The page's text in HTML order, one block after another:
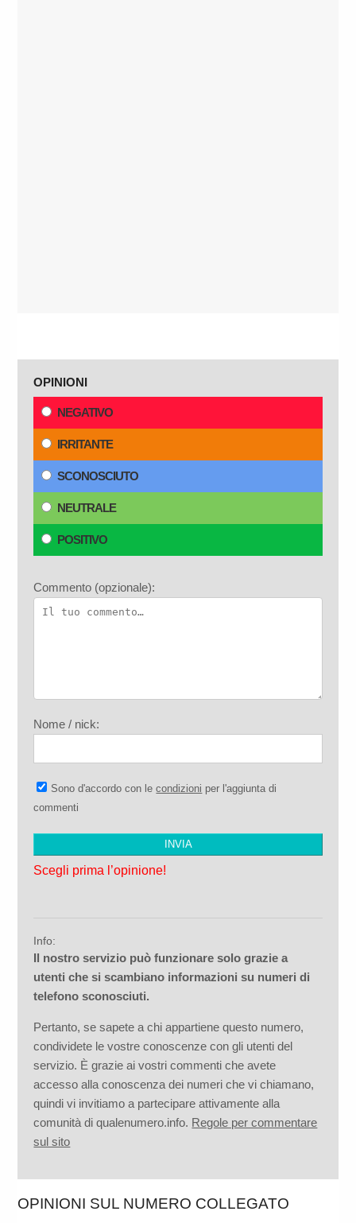
OPINIONI
NEGATIVO
IRRITANTE
SCONOSCIUTO
NEUTRALE
POSITIVO
Commento (opzionale):
Nome / nick:
Sono d'accordo con lecondizioni per l'aggiunta di
commenti
Scegli prima l’opinione!
Info:
Il nostro servizio può funzionare solo grazie a
utenti che si scambiano informazioni su numeri di
telefono sconosciuti.
Pertanto, se sapete a chi appartiene questo numero,
condividete le vostre conoscenze con gli utenti del
servizio. È grazie ai vostri commenti che avete
accesso alla conoscenza dei numeri che vi chiamano,
quindi vi invitiamo a partecipare attivamente alla
comunità di qualenumero.info. Regole per commentare
sul sito
OPINIONI SUL NUMERO COLLEGATO